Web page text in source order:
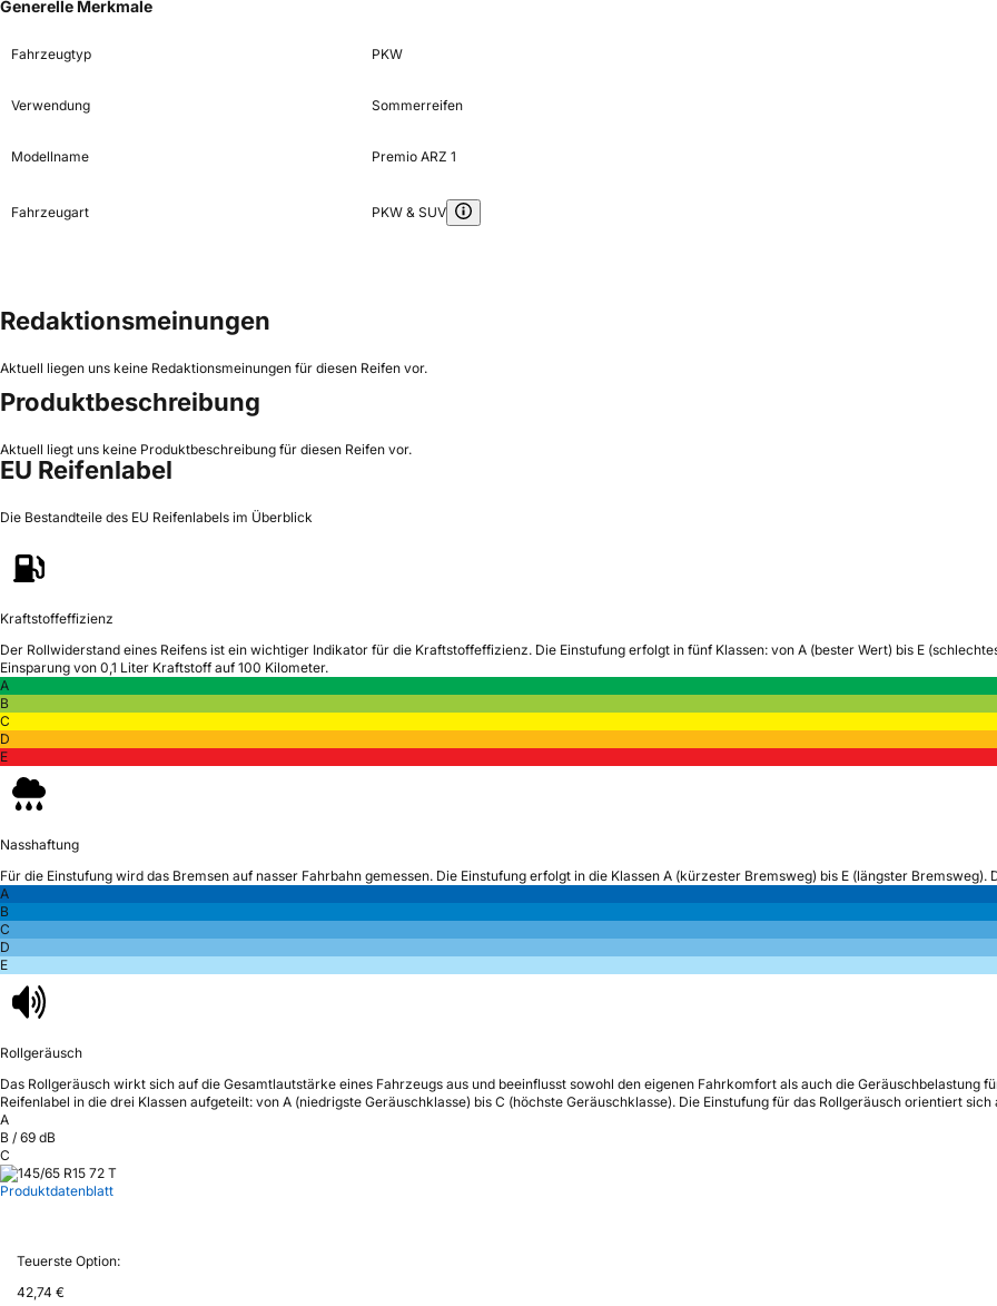
Generelle Merkmale
Fahrzeugtyp PKW
Verwendung Sommerreifen
Modellname Premio ARZ 1
Fahrzeugart PKW & SUV
Redaktionsmeinungen
Aktuell liegen uns keine Redaktionsmeinungen für diesen Reifen vor.
Produktbeschreibung
Aktuell liegt uns keine Produktbeschreibung für diesen Reifen vor.
EU Reifenlabel
Die Bestandteile des EU Reifenlabels im Überblick
Kraftstoffeffizienz
Der Rollwiderstand eines Reifens ist ein wichtiger Indikator für die Kraftstoffeffizienz. Die Einstufung erfolgt in fünf Klassen: von A (bester Wert) bis E
Einsparung von 0,1 Liter Kraftstoff auf 100 Kilometer.
A
B
C
D
E
Nasshaftung
Für die Einstufung wird das Bremsen auf nasser Fahrbahn gemessen. Die Einstufung erfolgt in die Klassen A (kürzester Bremsweg) bis E (längster
A
B
C
D
E
Rollgeräusch
Das Rollgeräusch wirkt sich auf die Gesamtlautstärke eines Fahrzeugs aus und beeinflusst sowohl den eigenen Fahrkomfort als auch die Geräuschbelastung
Reifenlabel in die drei Klassen aufgeteilt: von A (niedrigste Geräuschklasse) bis C (höchste Geräuschklasse). Die Einstufung für das Rollgeräusch orientiert sich
A
B / 69 dB
C
Produktdatenblatt
Teuerste Option:
42,74 €